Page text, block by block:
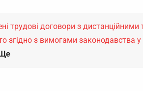
трудові договори з дистанційними
згідно з вимогами законодавства у